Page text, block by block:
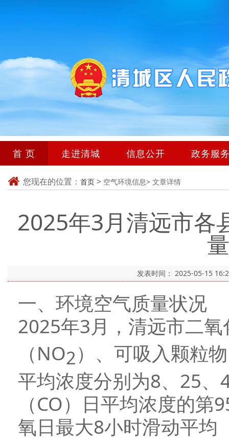
首 页 走进清城 信息公开 政务服
您现在的位置： 首页 > 空气环境信息> 文章详情
2025年3月清远市各
发表时间： 2025-05-15
一、环境空气质量状况
2025年3月，清远市二氧
（NO2）、可吸入颗粒
平均浓度分别为8、25
（CO）日平均浓度的
氧日最大8小时滑动平均